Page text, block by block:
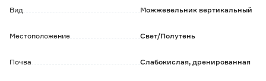
при t 0+2°С.
Вид Можжевельник вертикальный
Местоположение Свет/Полутень
Почва Слабокислая, дренированная